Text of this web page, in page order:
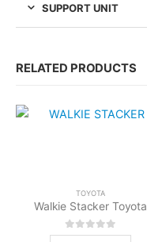
SUPPORT UNIT
RELATED PRODUCTS
TOYOTA
Walkie Stacker Toyota
0out of 5